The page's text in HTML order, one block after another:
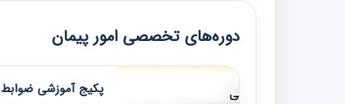
دوره‌های تخصصی امور پیمان
پکیج آموزشی ضوابط